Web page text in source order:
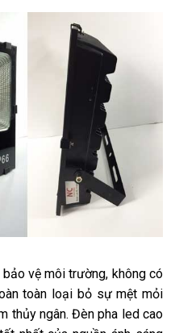
vệ môi trường, không có
toàn loại bỏ sự mệt mỏi
thủy ngân. Đèn pha led cao